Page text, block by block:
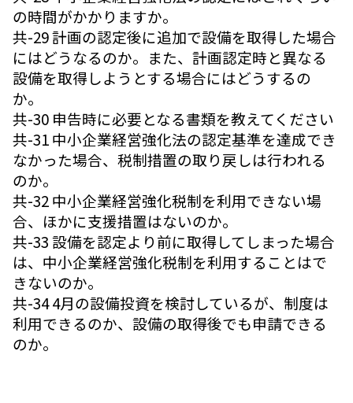
の時間がかかりますか。
共-29 計画の認定後に追加で設備を取得した場合
にはどうなるのか。また、計画認定時と異なる
設備を取得しようとする場合にはどうするの
か。
共-30 申告時に必要となる書類を教えてください
共-31 中小企業経営強化法の認定基準を達成でき
なかった場合、税制措置の取り戻しは行われる
のか。
共-32 中小企業経営強化税制を利用できない場
合、ほかに支援措置はないのか。
共-33 設備を認定より前に取得してしまった場合
は、中小企業経営強化税制を利用することはで
きないのか。
共-34 4月の設備投資を検討しているが、制度は
利用できるのか、設備の取得後でも申請できる
のか。